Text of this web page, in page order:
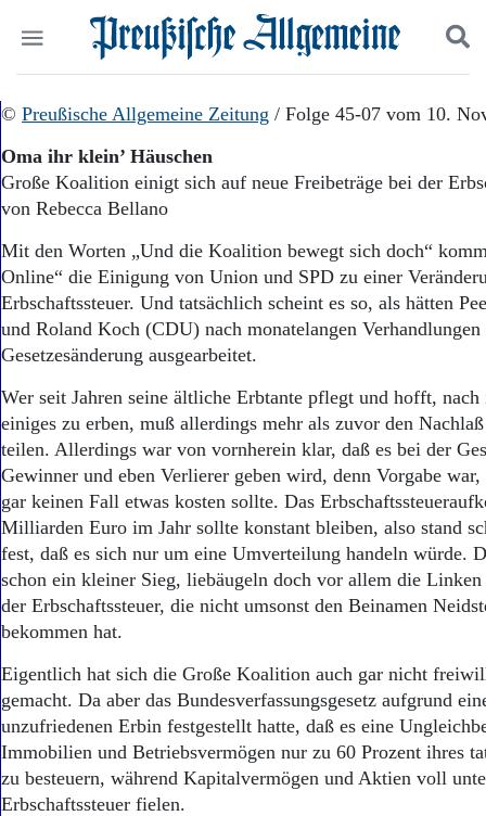
Start
Wer wir sind
Aktuelle Ausgabe
Abonnenten-Login
Abonnent werden
Abo Prämien
Archiv
Mediadaten
Politik
Wirtschaft
Panorama
Geschichte
Ostpreußen
Pommern
Berlin-Brandenburg
Schlesien
Bücher
Impressum
Datenschutz
Suchen und finden
© Preußische Allgemeine Zeitung / Folge 45-07 vom 10.
Oma ihr klein’ Häuschen
Große Koalition einigt sich auf neue Freibeträge bei der
von Rebecca Bellano
Mit den Worten „Und die Koalition bewegt sich doch“
Online“ die Einigung von Union und SPD zu einer
Erbschaftssteuer. Und tatsächlich scheint es so, als hätten
und Roland Koch (CDU) nach monatelangen Verhandlungen
Gesetzesänderung ausgearbeitet.
Wer seit Jahren seine ältliche Erbtante pflegt und hofft,
einiges zu erben, muß allerdings mehr als zuvor den
teilen. Allerdings war von vornherein klar, daß es bei der
Gewinner und eben Verlierer geben wird, denn Vorgabe
gar keinen Fall etwas kosten sollte. Das
Milliarden Euro im Jahr sollte konstant bleiben, also stand
fest, daß es sich nur um eine Umverteilung handeln würde.
schon ein kleiner Sieg, liebäugeln doch vor allem die
der Erbschaftssteuer, die nicht umsonst den Beinamen
bekommen hat.
Eigentlich hat sich die Große Koalition auch gar nicht
gemacht. Da aber das Bundesverfassungsgesetz aufgrund
unzufriedenen Erbin festgestellt hatte, daß es eine
Immobilien und Betriebsvermögen nur zu 60 Prozent ihres
zu besteuern, während Kapitalvermögen und Aktien voll
Erbschaftssteuer fielen.